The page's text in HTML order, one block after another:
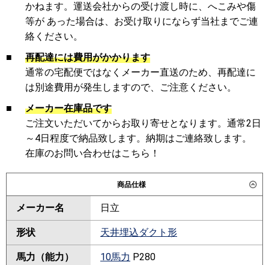
かねます。運送会社からの受け渡し時に、へこみや傷
等が あった場合は、お受け取りにならず当社までご連
絡ください。
■
再配達には費用がかかります
通常の宅配便ではなくメーカー直送のため、再配達に
は別途費用が発生しますので、ご注意ください。
■
メーカー在庫品です
ご注文いただいてからお取り寄せとなります。通常2日
～4日程度で納品致します。納期はご連絡致します。
在庫のお問い合わせはこちら！
商品仕様
メーカー名 日立
形状 天井埋込ダクト形
馬力（能力） 10馬力 P280